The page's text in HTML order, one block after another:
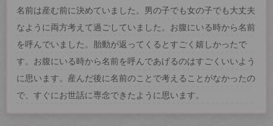
名前は産む前に決めていました。男の子でも女の子でも大丈夫
なように両方考えて過ごしていました。お腹にいる時から名前
を呼んでいました。胎動が返ってくるとすごく嬉しかったで
す。お腹にいる時から名前を呼んであげるのはすごくいいよう
に思います。産んだ後に名前のことで考えることがなかったの
で、すぐにお世話に専念できたように思います。